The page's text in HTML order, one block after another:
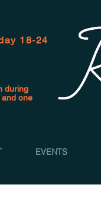
18-24
during
one
EVENTS